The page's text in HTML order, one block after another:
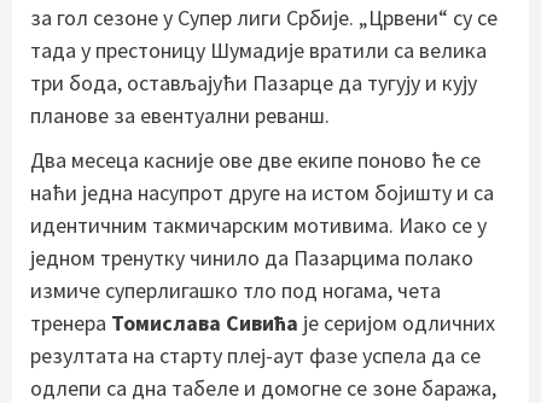
за гол сезоне у Супер лиги Србије. „Црвени“ су се
тада у престоницу Шумадије вратили са велика
три бода, остављајући Пазарце да тугују и кују
планове за евентуални реванш.
Два месеца касније ове две екипе поново ће се
наћи једна насупрот друге на истом бојишту и са
идентичним такмичарским мотивима. Иако се у
једном тренутку чинило да Пазарцима полако
измиче суперлигашко тло под ногама, чета
тренера Томислава Сивића је серијом одличних
резултата на старту плеј-аут фазе успела да се
одлепи са дна табеле и домогне се зоне баража,